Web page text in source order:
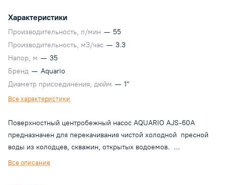
Характеристики
Производительность, л/мин — 55
Производительность, м3/час — 3.3
Напор, м — 35
Бренд — Aquario
Диаметр присоединения, дюйм — 1"
Все характеристики
Поверхностный центробежный насос AQUARIO AJS-60A
предназначен для перекачивания чистой холодной пресной
воды из колодцев, скважин, открытых водоемов.
Рекомендуется применение данного насоса при глубине
Все описание